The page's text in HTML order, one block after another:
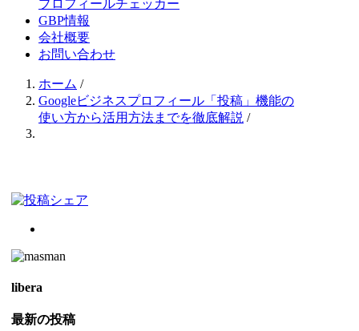
プロフィールチェッカー
GBP情報
会社概要
お問い合わせ
ホーム /
Googleビジネスプロフィール「投稿」機能の
使い方から活用方法までを徹底解説 /
libera
最新の投稿